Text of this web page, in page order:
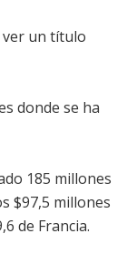
ver un título
donde se ha
185 millones
$97,5 millones
de Francia.